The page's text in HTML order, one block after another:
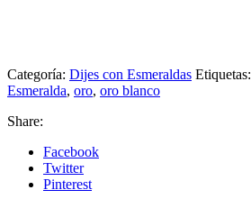
Categoría: Dijes con Esmeraldas Etiquetas:
Esmeralda, oro, oro blanco
Share:
Facebook
Twitter
Pinterest